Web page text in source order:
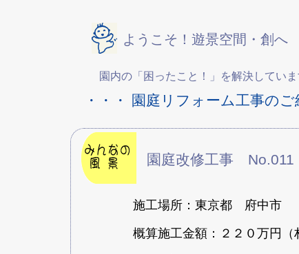
ようこそ！遊景空間・創へ
園内の「困ったこと！」を解決していま
・・・ 園庭リフォーム工事のご
園庭改修工事
施工場所：東京都 府中
概算施工金額：２２０万円（